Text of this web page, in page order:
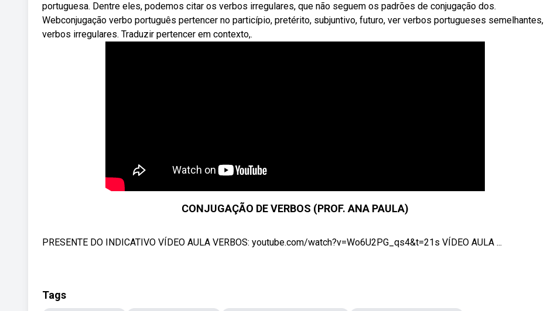
portuguesa. Dentre eles, podemos citar os verbos irregulares, que não seguem os padrões de conjugação dos.
Webconjugação verbo português pertencer no particípio, pretérito, subjuntivo, futuro, ver verbos portugueses semelhantes,
verbos irregulares. Traduzir pertencer em contexto,.
CONJUGAÇÃO DE VERBOS (PROF. ANA PAULA)
PRESENTE DO INDICATIVO VÍDEO AULA VERBOS: youtube.com/watch?v=Wo6U2PG_qs4&t=21s VÍDEO AULA ...
Tags